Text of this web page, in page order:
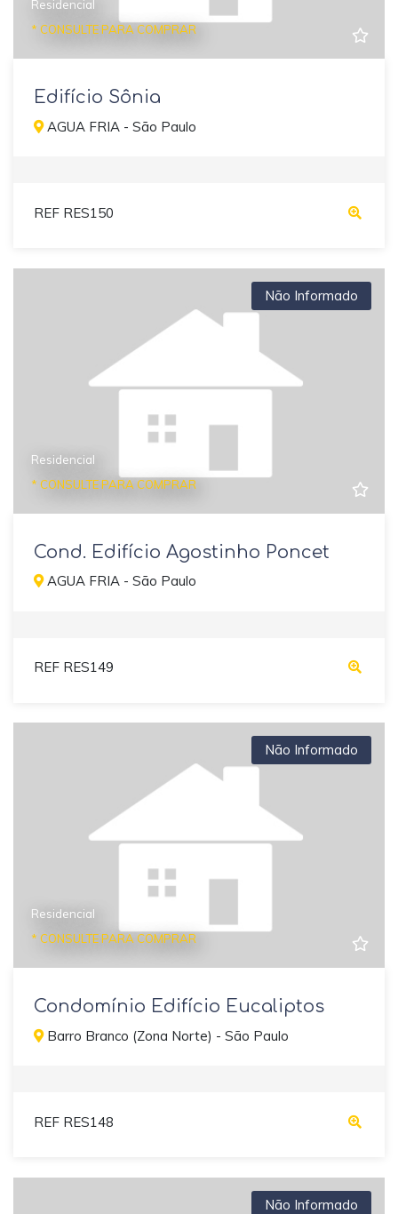
Residencial
* CONSULTE PARA COMPRAR
Edifício Sônia
AGUA FRIA - São Paulo
REF RES150
Não Informado
Residencial
* CONSULTE PARA COMPRAR
Cond. Edifício Agostinho Poncet
AGUA FRIA - São Paulo
REF RES149
Não Informado
Residencial
* CONSULTE PARA COMPRAR
Condomínio Edifício Eucaliptos
Barro Branco (Zona Norte) - São Paulo
REF RES148
Não Informado